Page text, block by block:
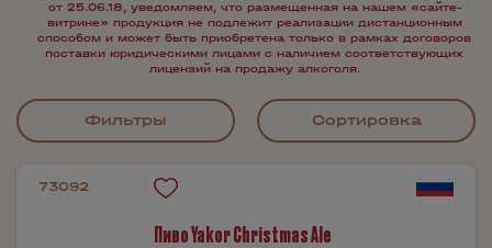
от 25.06.18, уведомляем, что размещенная на нашем «сайте-
витрине» продукция не подлежит реализации дистанционным
способом и может быть приобретена только в рамках договоров
поставки юридическими лицами с наличием соответствующих
лицензий на продажу алкоголя.
Фильтры Сортировка
73092
Пиво Yakor Christmas Ale